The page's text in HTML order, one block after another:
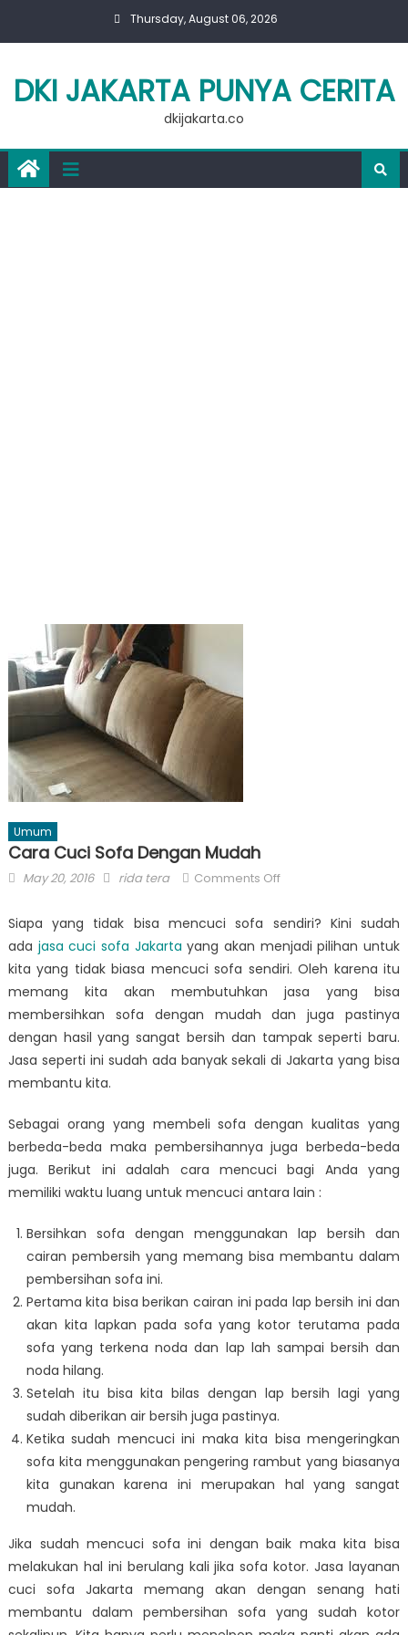
Thursday, August 06, 2026
DKI JAKARTA PUNYA CERITA
dkijakarta.co
Umum
Cara Cuci Sofa Dengan Mudah
Posted
May 20, 2016 Author
rida tera Comments Offon
Cuci
Sofa
Dengan
Siapa yang tidak bisa mencuci sofa sendiri? Kini sudah
ada jasa cuci sofa Jakarta yang akan menjadi pilihan untuk
kita yang tidak biasa mencuci sofa sendiri. Oleh karena itu
memang kita akan membutuhkan jasa yang bisa
membersihkan sofa dengan mudah dan juga pastinya
dengan hasil yang sangat bersih dan tampak seperti baru.
Jasa seperti ini sudah ada banyak sekali di Jakarta yang bisa
membantu kita.
Sebagai orang yang membeli sofa dengan kualitas yang
berbeda-beda maka pembersihannya juga berbeda-beda
juga. Berikut ini adalah cara mencuci bagi Anda yang
memiliki waktu luang untuk mencuci antara lain :
Bersihkan sofa dengan menggunakan lap bersih dan
cairan pembersih yang memang bisa membantu dalam
pembersihan sofa ini.
Pertama kita bisa berikan cairan ini pada lap bersih ini dan
akan kita lapkan pada sofa yang kotor terutama pada
sofa yang terkena noda dan lap lah sampai bersih dan
noda hilang.
Setelah itu bisa kita bilas dengan lap bersih lagi yang
sudah diberikan air bersih juga pastinya.
Ketika sudah mencuci ini maka kita bisa mengeringkan
sofa kita menggunakan pengering rambut yang biasanya
kita gunakan karena ini merupakan hal yang sangat
mudah.
Jika sudah mencuci sofa ini dengan baik maka kita bisa
melakukan hal ini berulang kali jika sofa kotor. Jasa layanan
cuci sofa Jakarta memang akan dengan senang hati
membantu dalam pembersihan sofa yang sudah kotor